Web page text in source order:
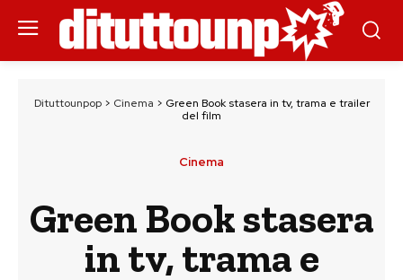
Dituttounpop> Cinema > Green Book stasera in tv, trama e trailer
del film
Cinema
Green Book stasera
in tv, trama e